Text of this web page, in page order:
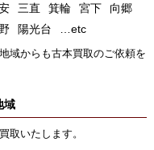
三直 箕輪 宮下
向郷
陽光台 …etc
域からも古本買取のご依頼を
域
取いたします。